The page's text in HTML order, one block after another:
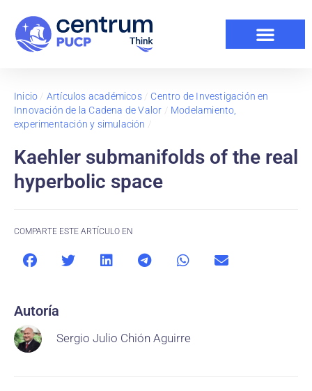
Inicio / Artículos académicos/ Centro de Investigación en
Innovación de la Cadena de Valor / Modelamiento,
experimentación y simulación /
Kaehler submanifolds of the real
hyperbolic space
COMPARTE ESTE ARTÍCULO EN
Autoría
Sergio Julio Chión Aguirre